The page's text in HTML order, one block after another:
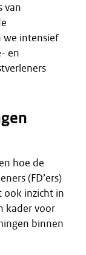
van
we intensief
en
hoe de
(FD’ers)
ook inzicht in
kader voor
binnen